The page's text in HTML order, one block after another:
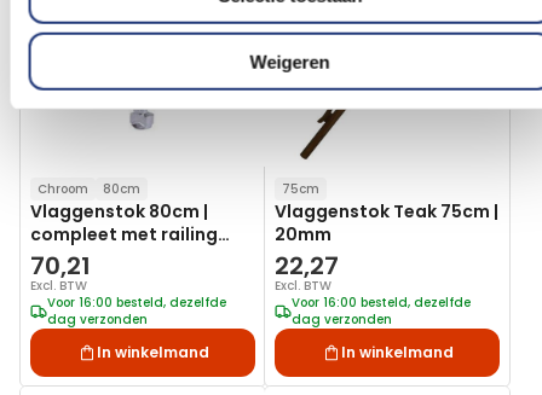
Weigeren
verlanglijst
Chroom 80cm
Vlaggenstok 80cm |
compleet met railing
montage
70,21
Excl. BTW
Voor 16:00 besteld, dezelfde
dag verzonden
In winkelmand
75cm
Vlaggenstok Teak 75cm |
20mm
22,27
Excl. BTW
Voor 16:00 besteld, dezelfde
dag verzonden
In winkelmand